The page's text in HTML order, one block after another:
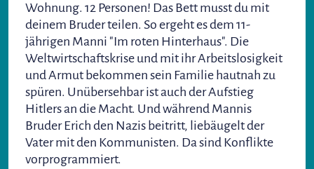
Wohnung. 12 Personen! Das Bett musst du mit
deinem Bruder teilen. So ergeht es dem 11-
jährigen Manni "Im roten Hinterhaus". Die
Weltwirtschaftskrise und mit ihr Arbeitslosigkeit
und Armut bekommen sein Familie hautnah zu
spüren. Unübersehbar ist auch der Aufstieg
Hitlers an die Macht. Und während Mannis
Bruder Erich den Nazis beitritt, liebäugelt der
Vater mit den Kommunisten. Da sind Konflikte
vorprogrammiert.